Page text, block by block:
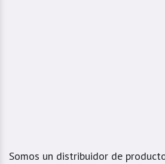
Somos un distribuidor de